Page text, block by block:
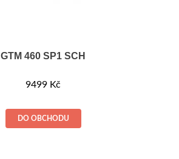
GTM 460 SP1 SCH
9499 Kč
DO OBCHODU